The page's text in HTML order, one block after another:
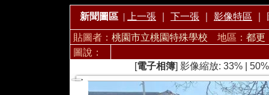
新聞圖區 | 上一張 下一張 影像特區
貼圖者： 桃園市立桃園特殊學校 地區： 都更
圖說：
[電子相簿] 影像縮放: 33% 50%